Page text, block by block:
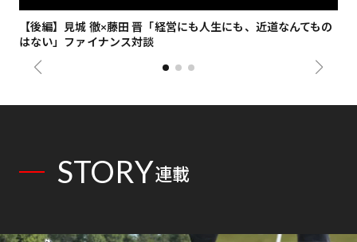
【後編】見城 徹×藤田 晋「経営にも人生にも、近道なんてもの
はない」ファイナンス対談
STORY連載